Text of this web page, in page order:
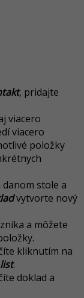
, pridajte
viacero
viacero
položky
stole a
vytvorte nový
a môžete
kliknutím na
.
doklad a